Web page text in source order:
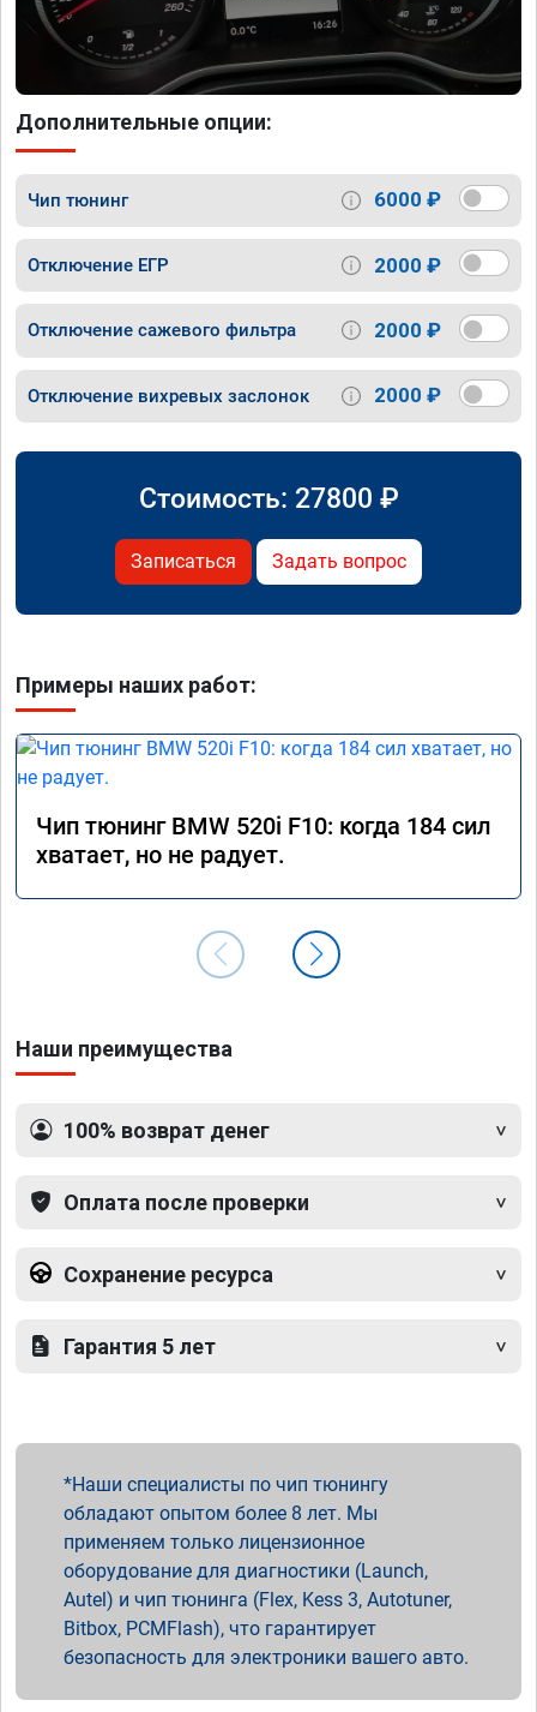
Дополнительные опции:
Чип тюнинг 6000 ₽
Отключение ЕГР 2000 ₽
Отключение сажевого фильтра 2000 ₽
Отключение вихревых заслонок 2000 ₽
Стоимость: 27800 ₽
Записаться Задать вопрос
Примеры наших работ:
Чип тюнинг BMW 520i F10: когда 184 сил
хватает, но не радует.
Наши преимущества
100% возврат денег
Оплата после проверки
Сохранение ресурса
Гарантия 5 лет
Наши специалисты по чип тюнингу
обладают опытом более 8 лет. Мы
применяем только лицензионное
оборудование для диагностики (Launch,
Autel) и чип тюнинга (Flex, Kess 3, Autotuner,
Bitbox, PCMFlash), что гарантирует
безопасность для электроники вашего авто.